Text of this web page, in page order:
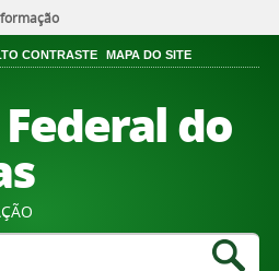
CONTRASTE MAPA DO SITE
do